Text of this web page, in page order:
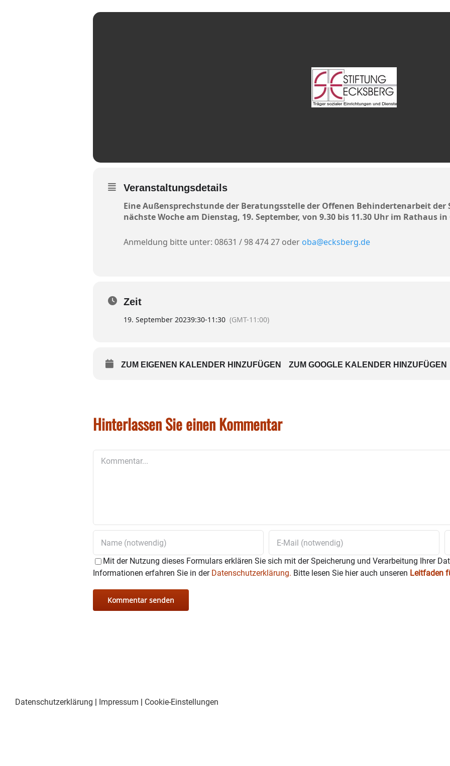
Veranstaltungsdetails
Eine Außensprechstunde der Beratungsstelle der Offenen Behindertenarbeit
nächste Woche am Dienstag, 19. September, von 9.30 bis 11.30 Uhr im Rathaus
Anmeldung bitte unter: 08631 / 98 474 27 oder oba@ecksberg.de
Zeit
19. September 20239:30-11:30 (GMT-11:00)
ZUM EIGENEN KALENDER HINZUFÜGEN ZUM GOOGLE KALENDER HINZUFÜGEN
Hinterlassen Sie einen Kommentar
Mit der Nutzung dieses Formulars erklären Sie sich mit der Speicherung und Verarbeitung Ihrer
Informationen erfahren Sie in der Datenschutzerklärung. Bitte lesen Sie hier auch unseren Leitfaden
Datenschutzerklärung | Impressum | Cookie-Einstellungen